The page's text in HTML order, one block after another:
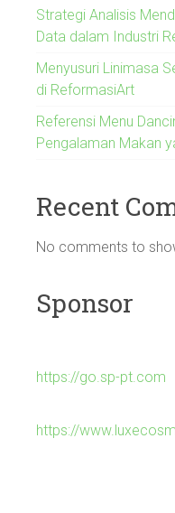
Strategi Analisis
Data dalam Industri
Menyusuri Linimasa
di ReformasiArt
Referensi Menu
Pengalaman Makan
Recent
No comments to
Sponsor
https://go.sp-pt.com
https://